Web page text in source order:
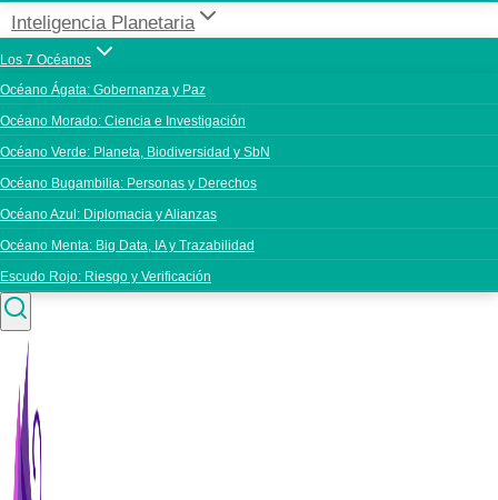
Inteligencia Planetaria
Los 7 Océanos
Océano Ágata: Gobernanza y Paz
Océano Morado: Ciencia e Investigación
Océano Verde: Planeta, Biodiversidad y SbN
Océano Bugambilia: Personas y Derechos
Océano Azul: Diplomacia y Alianzas
Océano Menta: Big Data, IA y Trazabilidad
Escudo Rojo: Riesgo y Verificación